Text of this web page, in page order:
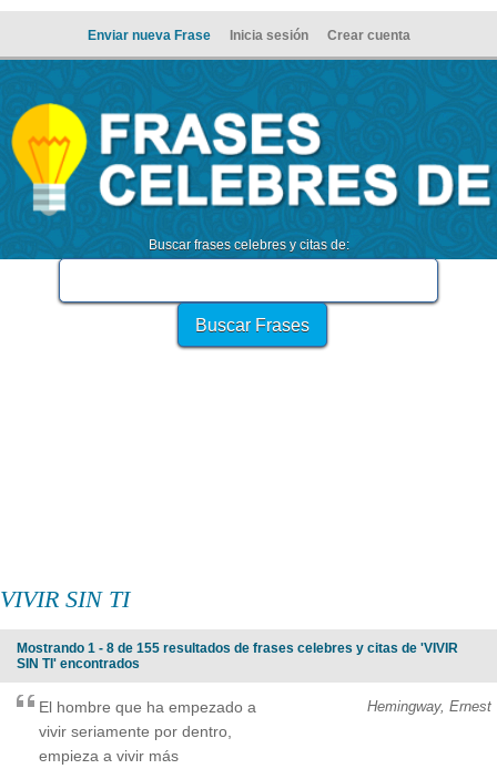
Enviar nueva Frase Inicia sesión Crear cuenta
Buscar frases celebres y citas de:
VIVIR SIN TI
Mostrando 1 - 8 de 155 resultados de frases celebres y citas de 'VIVIR
SIN TI' encontrados
Hemingway, Ernest
El hombre que ha empezado a
vivir seriamente por dentro,
empieza a vivir más